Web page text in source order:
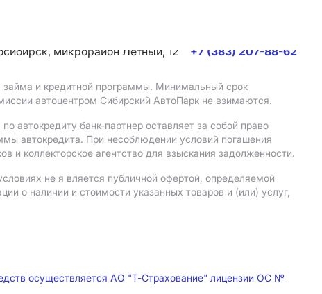
микрорайон Летный, 12
+7 (383) 207-88-62
займа и кредитной программы. Минимальный срок
автоцентром Сибирский АвтоПарк не взимаются.
автокредиту банк-партнер оставляет за собой право
автокредита. При несоблюдении условий погашения
и коллекторское агентство для взыскания задолженности.
не я вляется публичной офертой, определяемой
о наличии и стоимости указанных товаров и (или) услуг,
осуществляется АО "Т-Страхование" лицензии ОС №